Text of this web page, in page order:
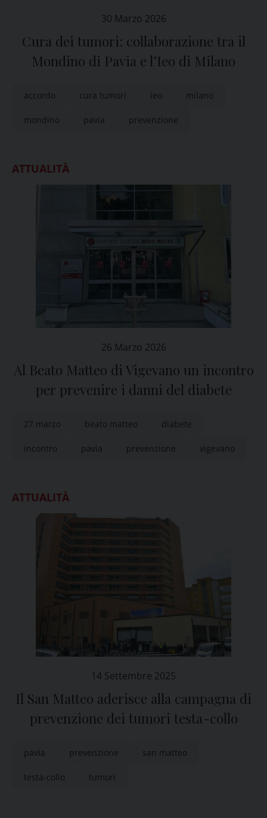
30 Marzo 2026
Cura dei tumori: collaborazione tra il
Mondino di Pavia e l’Ieo di Milano
accordo cura tumori ieo milano
mondino pavia prevenzione
ATTUALITÀ
26 Marzo 2026
Al Beato Matteo di Vigevano un incontro
per prevenire i danni del diabete
27 marzo beato matteo diabete
incontro pavia prevenzione vigevano
ATTUALITÀ
14 Settembre 2025
Il San Matteo aderisce alla campagna di
prevenzione dei tumori testa-collo
pavia prevenzione san matteo
testa-collo tumori